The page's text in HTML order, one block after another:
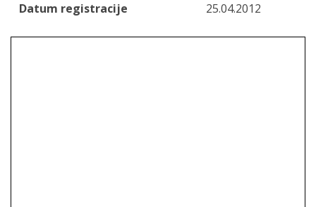
Datum registracije 25.04.2012